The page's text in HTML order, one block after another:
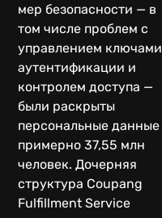
мер безопасности — в
том числе проблем с
управлением ключами
аутентификации и
контролем доступа —
были раскрыты
персональные данные
примерно 37,55 млн
человек. Дочерняя
структура Coupang
Fulfillment Service